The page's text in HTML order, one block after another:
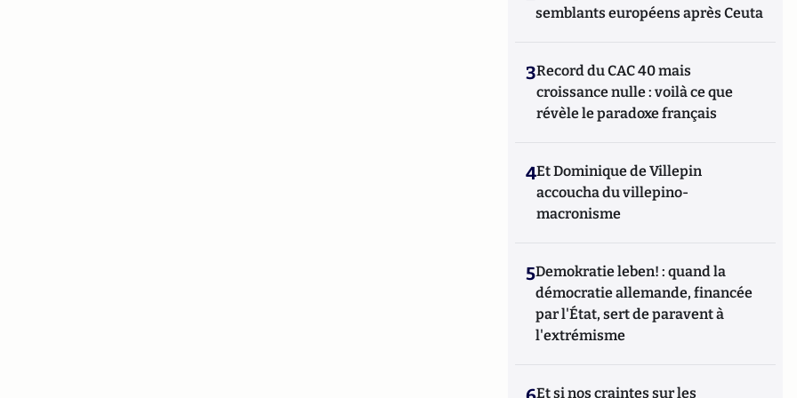
semblants européens après Ceuta
3Record du CAC 40 mais
croissance nulle : voilà ce que
révèle le paradoxe français
4Et Dominique de Villepin
accoucha du villepino-
macronisme
5Demokratie leben! : quand la
démocratie allemande, financée
par l'État, sert de paravent à
l'extrémisme
Et si nos craintes sur les